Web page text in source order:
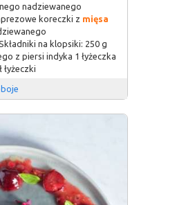
nadziewanego
koreczki z mięsa
na klopsiki: 250 g
z piersi indyka 1 łyżeczka
łyżeczki